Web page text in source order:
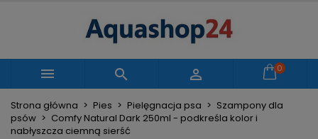
   0
Strona główna Pies Pielęgnacja psa
Szampony dla
psów
Comfy Natural Dark 250ml - podkreśla kolor i
nabłyszcza ciemną sierść
Moje listy życzeń
add_circle_outline Utwórz nową listę
Utwórz listę życzeń
Nazwa listy życzeń
Zaloguj się
Musisz być zalogowany by zapisać produkty na
swojej liście życzeń.
Anuluj Zaloguj się